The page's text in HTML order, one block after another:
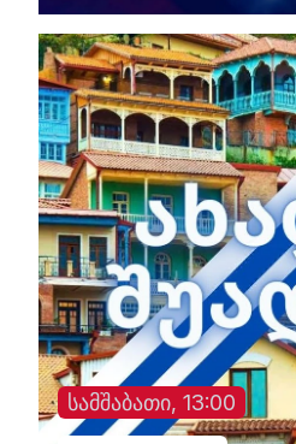
სამშაბათი, 13:00